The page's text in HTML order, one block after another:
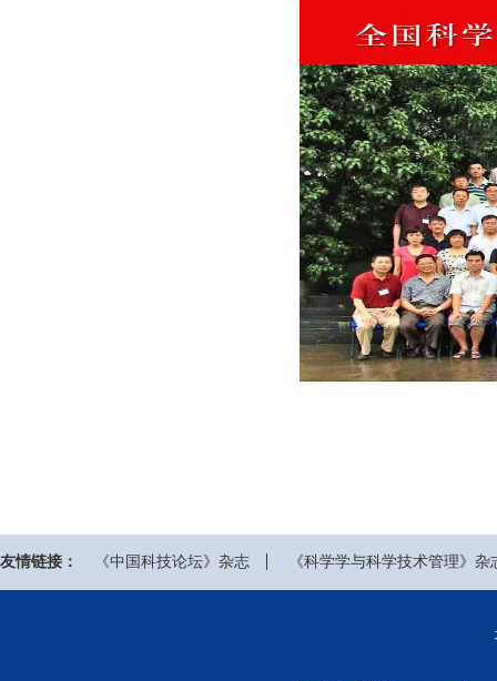
友情链接： 《中国科技论坛》杂志 《科学学与科学技术管理》杂